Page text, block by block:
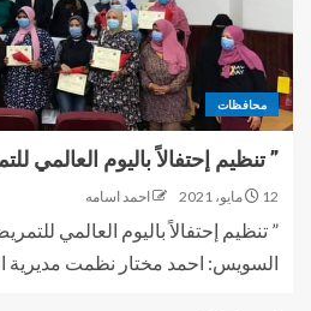
محافظات
” تنظيم إحتفالاً باليوم العالمي
12 مايو، 2021 احمد اسامه
” تنظيم إحتفالاً باليوم العالمي
السويس: احمد مختار نظمت مديرية